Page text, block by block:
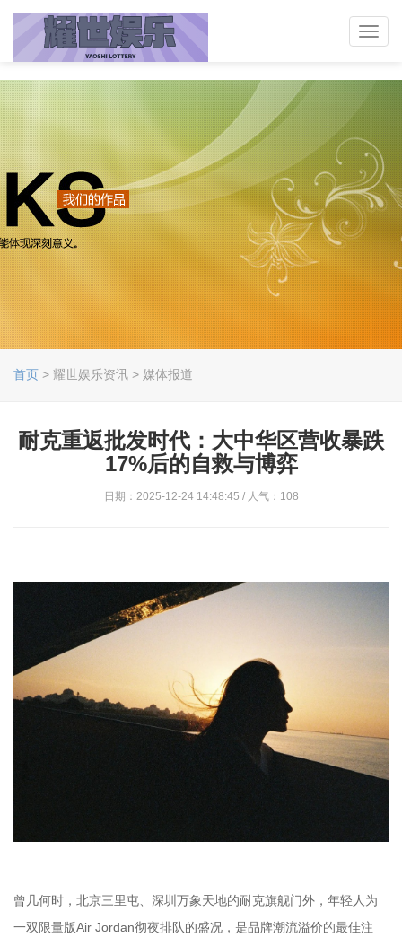
首页 > 耀世娱乐资讯 > 媒体报道
耐克重返批发时代：大中华区营收暴跌
17%后的自救与博弈
日期：2025-12-24 14:48:45 / 人气：108
曾几何时，北京三里屯、深圳万象天地的耐克旗舰门外，年轻人为
一双限量版Air Jordan彻夜排队的盛况，是品牌潮流溢价的最佳注